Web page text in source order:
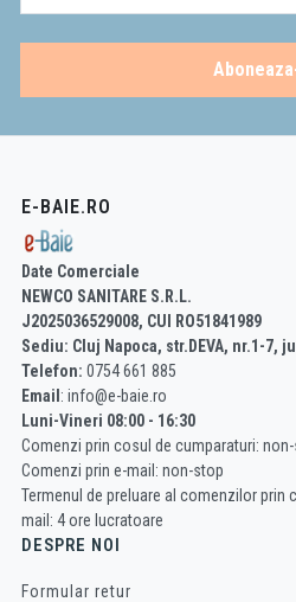
E-BAIE.RO
Date Comerciale
NEWCO SANITARE S.R.L.
J2025036529008, CUI RO51841989
Sediu: Cluj Napoca, str.DEVA, nr.1-7,
Telefon: 0754 661 885
Email : info@e-baie.ro
Luni-Vineri 08:00 - 16:30
Comenzi prin cosul de cumparaturi:
Comenzi prin e-mail: non-stop
Termenul de preluare al comenzilor prin
mail: 4 ore lucratoare
DESPRE NOI
Formular retur